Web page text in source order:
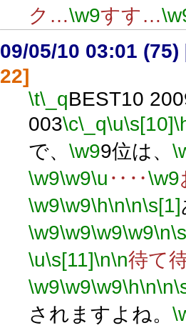
ク…\w9すす…
09/05/10 03:01 (75)
22]
\t\_qBEST10
003\c\_q\u\s[10]
で、 \w99位は、
\w9\w9\u ‥‥\w9
\w9\w9\h\n\n\s[1]
\w9\w9\w9\w9\n
\u\s[11]\n\n待て
\w9\w9\w9\h\n\n
されますよね。